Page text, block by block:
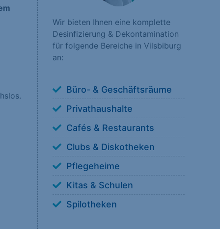
Wir bieten Ihnen eine komplette
Desinfizierung & Dekontamination
für folgende Bereiche in Vilsbiburg
an:
Büro- & Geschäftsräume
Privathaushalte
Cafés & Restaurants
Clubs & Diskotheken
Pflegeheime
Kitas & Schulen
Spilotheken
Besucher unsere
wie unsere
Sie tun
von externen